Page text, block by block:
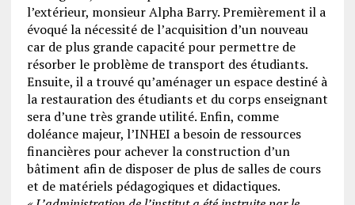
l’extérieur, monsieur Alpha Barry. Premièrement il a
évoqué la nécessité de l’acquisition d’un nouveau
car de plus grande capacité pour permettre de
résorber le problème de transport des étudiants.
Ensuite, il a trouvé qu’aménager un espace destiné à
la restauration des étudiants et du corps enseignant
sera d’une très grande utilité. Enfin, comme
doléance majeur, l’INHEI a besoin de ressources
financières pour achever la construction d’un
bâtiment afin de disposer de plus de salles de cours
et de matériels pédagogiques et didactiques.